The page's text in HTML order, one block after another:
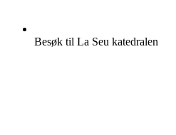
Besøk til La Seu katedralen